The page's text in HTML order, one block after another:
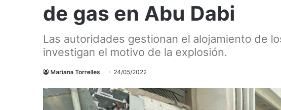
de gas en Abu Dabi
Las autoridades gestionan el alojamiento de
investigan el motivo de la explosión.
Mariana Torrelles 24/05/2022